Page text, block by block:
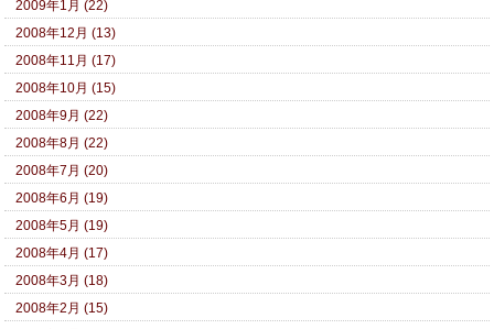
2009年1月 (22)
2008年12月 (13)
2008年11月 (17)
2008年10月 (15)
2008年9月 (22)
2008年8月 (22)
2008年7月 (20)
2008年6月 (19)
2008年5月 (19)
2008年4月 (17)
2008年3月 (18)
2008年2月 (15)